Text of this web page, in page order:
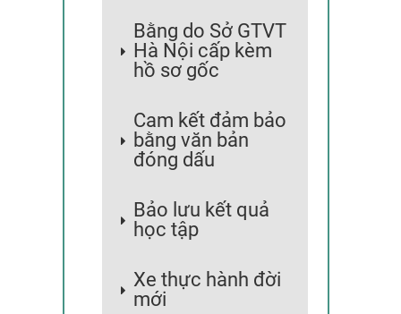
Bằng do Sở GTVT
Hà Nội cấp kèm
hồ sơ gốc
Cam kết đảm bảo
bằng văn bản
đóng dấu
Bảo lưu kết quả
học tập
Xe thực hành đời
mới